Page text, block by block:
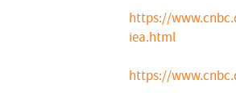
https://
iea.html
https://